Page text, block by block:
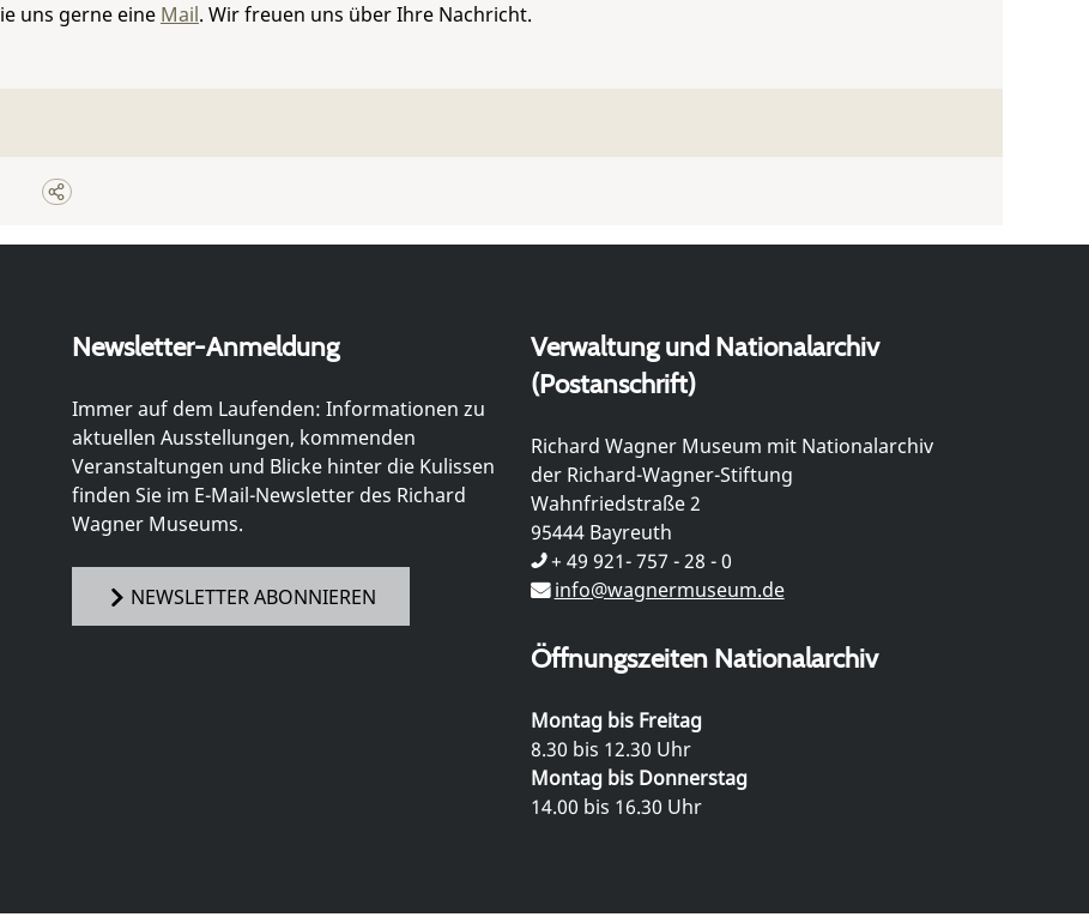
uns gerne eine Mail. Wir freuen uns über Ihre Nachricht.
Newsletter-Anmeldung
Immer auf dem Laufenden: Informationen zu
aktuellen Ausstellungen, kommenden
Veranstaltungen und Blicke hinter die Kulissen
finden Sie im E-Mail-Newsletter des Richard
Wagner Museums.
NEWSLETTER ABONNIEREN
Verwaltung und Nationalarchiv
(Postanschrift)
Richard Wagner Museum mit Nationalarchiv
der Richard-Wagner-Stiftung
Wahnfriedstraße 2
95444 Bayreuth
+ 49 921- 757 - 28 - 0
info@wagnermuseum.de
Öffnungszeiten Nationalarchiv
Montag bis Freitag
8.30 bis 12.30 Uhr
Montag bis Donnerstag
14.00 bis 16.30 Uhr